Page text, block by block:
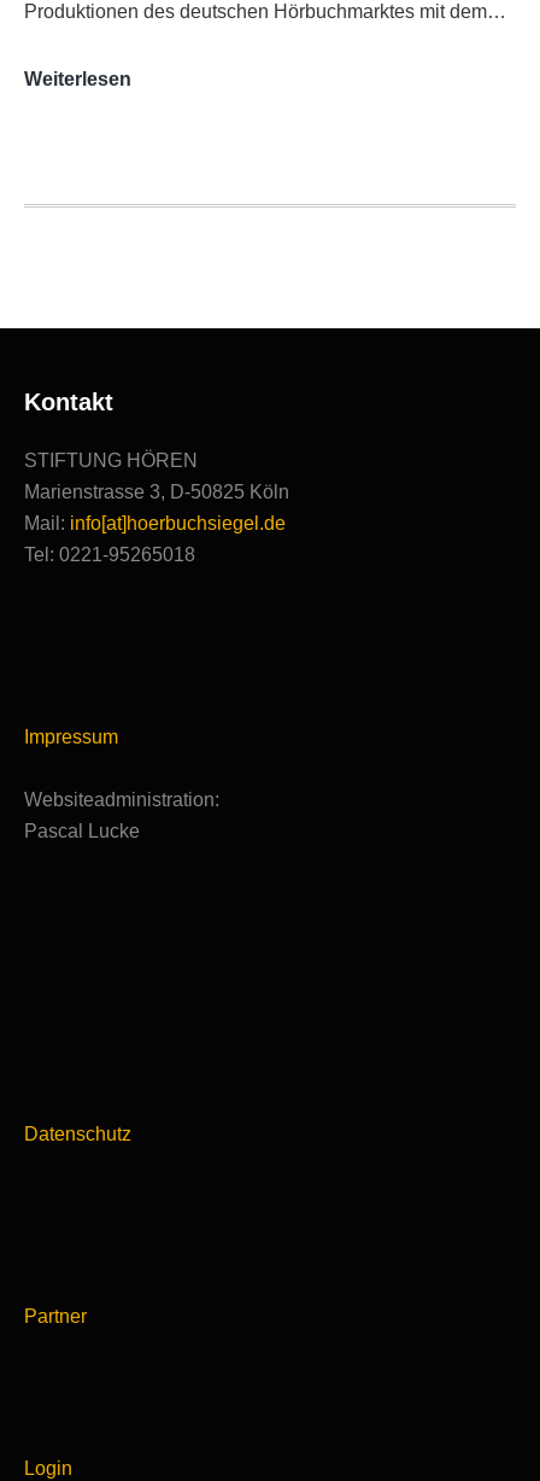
Produktionen des deutschen Hörbuchmarktes mit dem…
Weiterlesen
Ausgezeichnete
Kontakt
STIFTUNG HÖREN
Marienstrasse 3, D-50825 Köln
Mail: info[at]hoerbuchsiegel.de
Tel: 0221-95265018
Impressum
Websiteadministration:
Pascal Lucke
Datenschutz
Partner
Login